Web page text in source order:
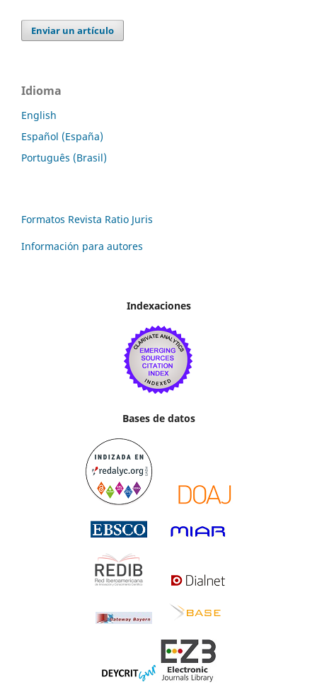
Enviar un artículo
Idioma
English
Español (España)
Português (Brasil)
Formatos Revista Ratio Juris
Información para autores
Indexaciones
Bases de datos